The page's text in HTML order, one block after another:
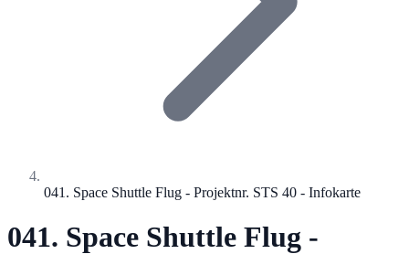
041. Space Shuttle Flug - Projektnr. STS 40 - Infokarte
041. Space Shuttle Flug -